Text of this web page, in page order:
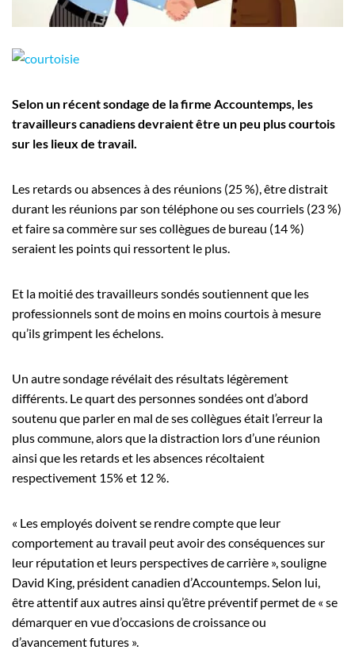
Employeurs
Publiez une offre d'emploi
Selon un récent sondage de la firme Accountemps, les
travailleurs canadiens devraient être un peu plus courtois
sur les lieux de travail.
Les retards ou absences à des réunions (25 %), être distrait
durant les réunions par son téléphone ou ses courriels (23 %)
et faire sa commère sur ses collègues de bureau (14 %)
seraient les points qui ressortent le plus.
Et la moitié des travailleurs sondés soutiennent que les
professionnels sont de moins en moins courtois à mesure
qu’ils grimpent les échelons.
Un autre sondage révélait des résultats légèrement
différents. Le quart des personnes sondées ont d’abord
soutenu que parler en mal de ses collègues était l’erreur la
plus commune, alors que la distraction lors d’une réunion
ainsi que les retards et les absences récoltaient
respectivement 15% et 12 %.
« Les employés doivent se rendre compte que leur
comportement au travail peut avoir des conséquences sur
leur réputation et leurs perspectives de carrière », souligne
David King, président canadien d’Accountemps. Selon lui,
être attentif aux autres ainsi qu’être préventif permet de « se
démarquer en vue d’occasions de croissance ou
d’avancement futures ».